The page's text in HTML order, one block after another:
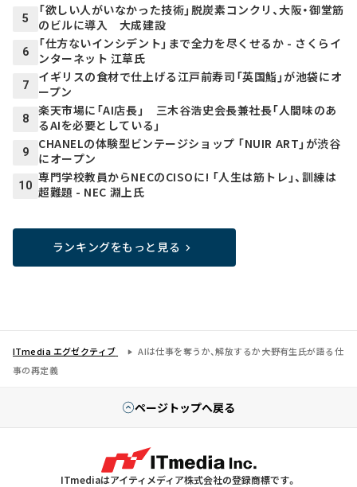
5
「欲しい人がいなかった技術」脱炭素コンクリ、大阪・御堂筋
のビルに導入 大成建設
6
「仕方ないインシデント」まで全力を尽くせるか - さくらイ
ンターネット 江草氏
7
イギリスの食材で仕上げる江戸前寿司「英国鮨」が池袋にオ
ープン
8
楽天市場に「AI店長」 三木谷浩史会長兼社長「人間味のあ
るAIを必要としている」
9
CHANELの体験型ビンテージショップ 「NUIR ART」が渋谷
にオープン
10
専門学校教員からNECのCISOに! 「人生は筋トレ」、訓練は
超難題 - NEC 淵上氏
ランキングをもっと見る
ITmedia エグゼクティブ
AIは仕事を奪うか、解放するか――大野有生氏が語る仕
事の再定義
ページトップへ戻る
ITmediaはアイティメディア株式会社の登録商標です。